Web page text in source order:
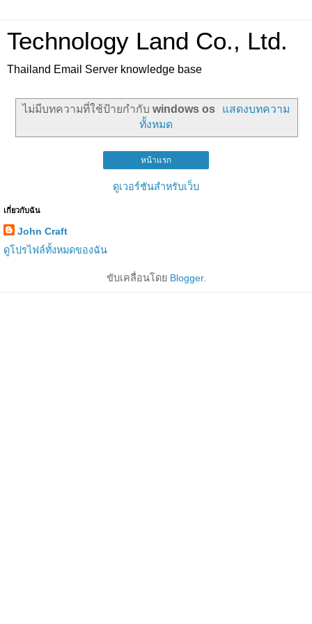
Technology Land Co., Ltd.
Thailand Email Server knowledge base
ไม่มีบทความที่ใช้ป้ายกำกับ windows os
แสดงบทความ
ทั้งหมด
หน้าแรก
ดูเวอร์ชันสำหรับเว็บ
เกี่ยวกับฉัน
John Craft
ดูโปรไฟล์ทั้งหมดของฉัน
ขับเคลื่อนโดย Blogger.